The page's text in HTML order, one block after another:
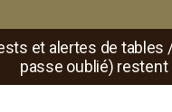
et alertes de
passe oublié)